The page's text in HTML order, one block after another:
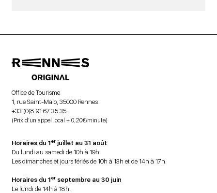
Office de Tourisme
1, rue Saint-Malo, 35000 Rennes
+33 (0)8 91 67 35 35
(Prix d’un appel local + 0,20€/minute)
Horaires du 1er juillet au 31 août
Du lundi au samedi de 10h à 19h.
Les dimanches et jours fériés de 10h à 13h et de 14h à 17h.
Horaires du 1er septembre au 30 juin
Le lundi de 14h à 18h.